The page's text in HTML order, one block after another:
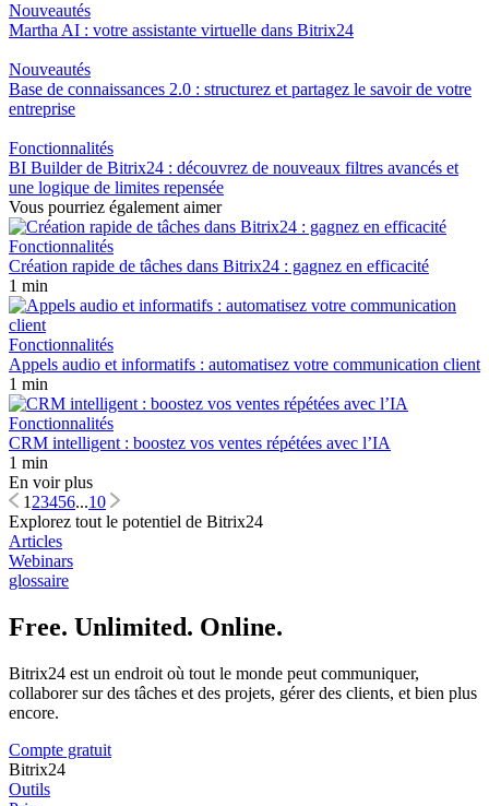
Nouveautés
Martha AI : votre assistante virtuelle dans Bitrix24
Nouveautés
Base de connaissances 2.0 : structurez et partagez le savoir de votre
entreprise
Fonctionnalités
BI Builder de Bitrix24 : découvrez de nouveaux filtres avancés et
une logique de limites repensée
Vous pourriez également aimer
Fonctionnalités
Création rapide de tâches dans Bitrix24 : gagnez en efficacité
1 min
Fonctionnalités
Appels audio et informatifs : automatisez votre communication client
1 min
Fonctionnalités
CRM intelligent : boostez vos ventes répétées avec l’IA
1 min
En voir plus
123456...10
Explorez tout le potentiel de Bitrix24
Articles
Webinars
glossaire
Free. Unlimited. Online.
Bitrix24 est un endroit où tout le monde peut communiquer,
collaborer sur des tâches et des projets, gérer des clients, et bien plus
encore.
Compte gratuit
Bitrix24
Outils